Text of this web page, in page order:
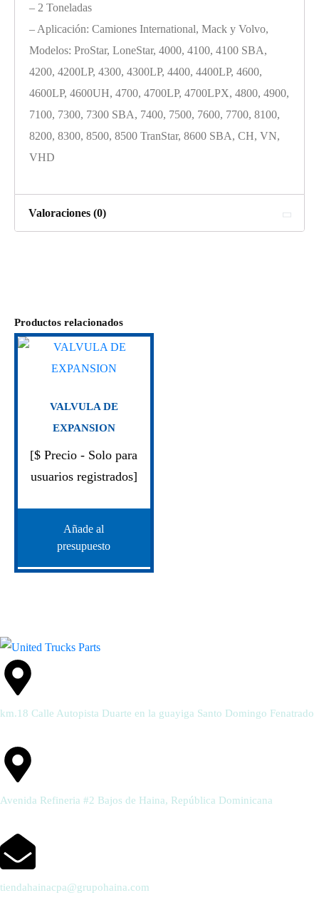
– 2 Toneladas
– Aplicación: Camiones International, Mack y Volvo,
Modelos: ProStar, LoneStar, 4000, 4100, 4100 SBA,
4200, 4200LP, 4300, 4300LP, 4400, 4400LP, 4600,
4600LP, 4600UH, 4700, 4700LP, 4700LPX, 4800, 4900,
7100, 7300, 7300 SBA, 7400, 7500, 7600, 7700, 8100,
8200, 8300, 8500, 8500 TranStar, 8600 SBA, CH, VN,
VHD
Valoraciones (0)
Productos relacionados
VALVULA DE
EXPANSION
[$ Precio - Solo para
usuarios registrados]
Añade al
presupuesto
km.18 Calle Autopista Duarte en la guayiga Santo Domingo Fenatrado
Avenida Refineria #2 Bajos de Haina, República Dominicana
tiendahainacpa@grupohaina.com